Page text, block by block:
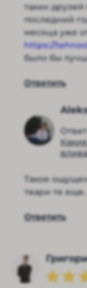
таких
последний
месяца уже
https://
было бы
Ответить
Ответ:
Такое
твари те еще.
Ответить